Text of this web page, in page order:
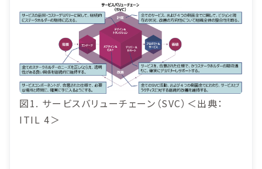
図1. サービスバリューチェーン（SVC）＜出典：
ITIL 4＞